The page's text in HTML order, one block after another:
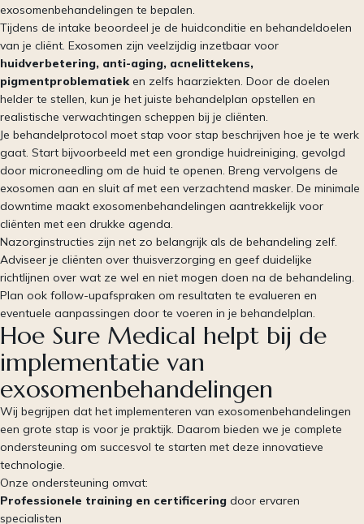
exosomenbehandelingen te bepalen.
Tijdens de intake beoordeel je de huidconditie en behandeldoelen
van je cliënt. Exosomen zijn veelzijdig inzetbaar voor
huidverbetering, anti-aging, acnelittekens,
pigmentproblematiek en zelfs haarziekten. Door de doelen
helder te stellen, kun je het juiste behandelplan opstellen en
realistische verwachtingen scheppen bij je cliënten.
Je behandelprotocol moet stap voor stap beschrijven hoe je te werk
gaat. Start bijvoorbeeld met een grondige huidreiniging, gevolgd
door microneedling om de huid te openen. Breng vervolgens de
exosomen aan en sluit af met een verzachtend masker. De minimale
downtime maakt exosomenbehandelingen aantrekkelijk voor
cliënten met een drukke agenda.
Nazorginstructies zijn net zo belangrijk als de behandeling zelf.
Adviseer je cliënten over thuisverzorging en geef duidelijke
richtlijnen over wat ze wel en niet mogen doen na de behandeling.
Plan ook follow-upafspraken om resultaten te evalueren en
eventuele aanpassingen door te voeren in je behandelplan.
Hoe Sure Medical helpt bij de
implementatie van
exosomenbehandelingen
Wij begrijpen dat het implementeren van exosomenbehandelingen
een grote stap is voor je praktijk. Daarom bieden we je complete
ondersteuning om succesvol te starten met deze innovatieve
technologie.
Onze ondersteuning omvat:
Professionele training en certificering door ervaren
specialisten